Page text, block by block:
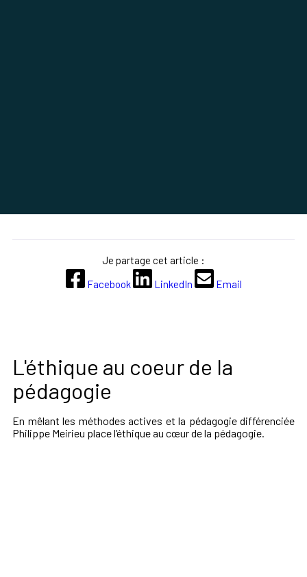
L'éthique au coeur de la
pédagogie
En mêlant les méthodes actives et la pédagogie différenciée
Philippe Meirieu place l’éthique au cœur de la pédagogie.
Je partage cet article :
Facebook
LinkedIn Email